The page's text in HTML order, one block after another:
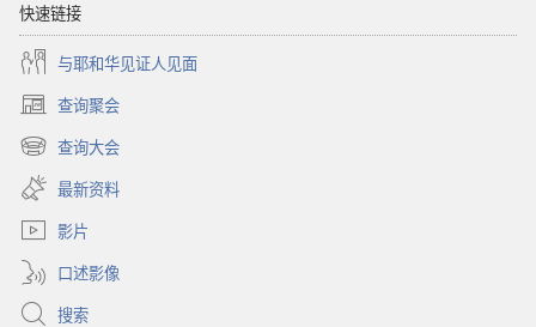
太
多？
快速链接
与耶和华见证人见面
查询聚会
（打
开
新
窗
口）
查询大会
（打
开
新
窗
最新资料
影片
口述影像
搜索